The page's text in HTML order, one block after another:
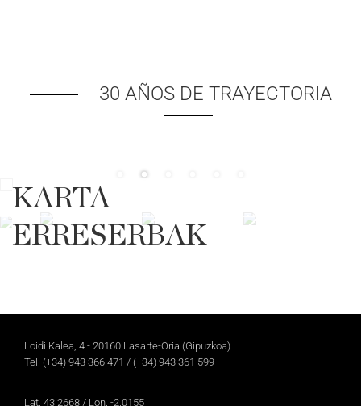
30 AÑOS DE TRAYECTORIA
KARTA
ERRESERBAK
Loidi Kalea, 4 - 20160 Lasarte-Oria (Gipuzkoa)
Tel. (+34) 943 366 471 / (+34) 943 361 599
Lat. 43.2668 / Lon. -2.0155